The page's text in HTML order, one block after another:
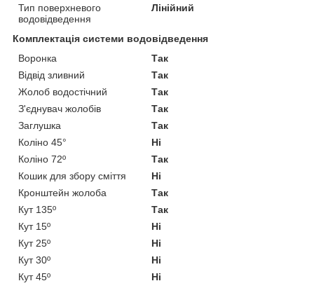
Тип поверхневого
водовідведення
Лінійний
Комплектація системи водовідведення
Воронка
Так
Відвід зливний
Так
Жолоб водостічний
Так
З'єднувач жолобів
Так
Заглушка
Так
Коліно 45°
Ні
Коліно 72º
Так
Кошик для збору сміття
Ні
Кронштейн жолоба
Так
Кут 135º
Так
Кут 15º
Ні
Кут 25º
Ні
Кут 30º
Ні
Кут 45º
Ні